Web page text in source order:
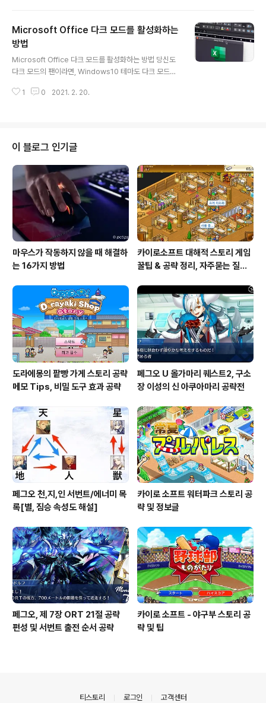
직장에서 매일 같이 VLOOKUP을 사용하게되었습니다.
그런데 VLOOKUP은? VLOOKUP은 장소의 값을 참조하
여 다른 위치의 값을 꺼내는 Excel 함수입니다. 예를 들어,
다음과 같은 스프레드 시트가 있다고합니다. VLOOKUP
을 실행하면 셀 (F5)에있는 열에서 값(예 : A 열 "bus")을
검색하여 동일한 행의 다른 컬럼의 값 (C 열 "blu..
Microsoft Office 다크 모드를 활성화하는
방법
Microsoft Office 다크 모드를 활성화하는 방법 당신도
다크 모드의 팬이라면, Windows10 테마도 다크 모드로
램은 다크 모드되지만, Microsoft Office 응용 프로그램
crosoft Office 응용 프로그램에서 다크 모드를 사용하는
방법을 소개합니다. Microsoft Office 다크 모드를 사용
하는 방법 Office 응용 (Word, Excel, PowerPoint 등)
을 시작하고 왼쪽의 [파일] 메뉴를 열고 표시되는 메뉴의
왼쪽 하단..
1 0 2021. 2. 20.
이 블로그 인기글
마우스가 작동하지 않을 때 해결하
는 16가지 방법
카이로소프트 대해적 스토리 게임
꿀팁 & 공략 정리, 자주묻는 질문
도라에몽의 팥빵 가게 스토리 공략
메모 Tips, 비밀 도구 효과 공략
페그오 U 올가마리 퀘스트2, 구소
장 이성의 신 아쿠아마리 공략전
페그오 천,지,인 서번트/에너미 목
록[별, 짐승 속성도 해설]
카이로 소프트 워터파크 스토리 공
략 및 정보글
페그오, 제 7장 ORT 21절 공략
편성 및 서번트 출전 순서 공략
카이로 소프트 - 야구부 스토리 공
략 및 팁
티스토리 로그인 고객센터